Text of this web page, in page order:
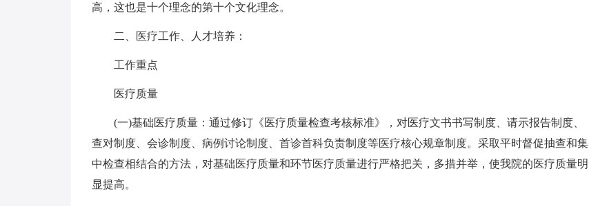
高，这也是十个理念的第十个文化理念。
二、医疗工作、人才培养：
工作重点
医疗质量
(一)基础医疗质量：通过修订《医疗质量检查考核标准》，对医疗文书书写制度、请示报告制度、
查对制度、会诊制度、病例讨论制度、首诊首科负责制度等医疗核心规章制度。采取平时督促抽查和集
中检查相结合的方法，对基础医疗质量和环节医疗质量进行严格把关，多措并举，使我院的医疗质量明
显提高。